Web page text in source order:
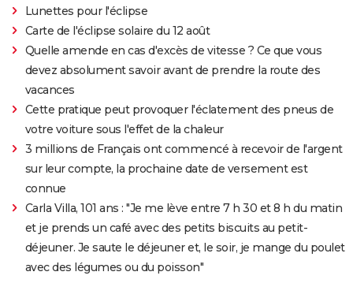
Lunettes pour l'éclipse
Carte de l'éclipse solaire du 12 août
Quelle amende en cas d'excès de vitesse ? Ce que vous
devez absolument savoir avant de prendre la route des
vacances
Cette pratique peut provoquer l'éclatement des pneus de
votre voiture sous l'effet de la chaleur
3 millions de Français ont commencé à recevoir de l'argent
sur leur compte, la prochaine date de versement est
connue
Carla Villa, 101 ans : "Je me lève entre 7 h 30 et 8 h du matin
et je prends un café avec des petits biscuits au petit-
déjeuner. Je saute le déjeuner et, le soir, je mange du poulet
avec des légumes ou du poisson"